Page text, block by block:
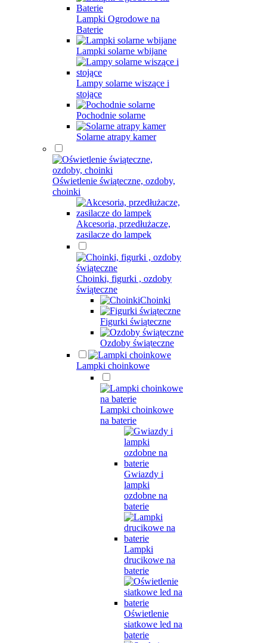
Lampki Ogrodowe na
Baterie
Lampki solarne wbijane
Lampy solarne wiszące i
stojące
Pochodnie solarne
Solarne atrapy kamer
Oświetlenie świąteczne, ozdoby,
choinki
Akcesoria, przedłużacze,
zasilacze do lampek
Choinki, figurki , ozdoby
świąteczne
Choinki
Figurki świąteczne
Ozdoby świąteczne
Lampki choinkowe
Lampki choinkowe
na baterie
Gwiazdy i
lampki
ozdobne na
baterie
Lampki
drucikowe na
baterie
Oświetlenie
siatkowe led na
baterie